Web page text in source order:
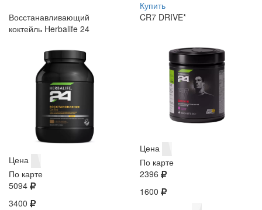
Купить
Восстанавливающий
коктейль Herbalife 24
Цена
По карте
5094
3400
CR7 DRIVE*
Цена
По карте
2396
1600